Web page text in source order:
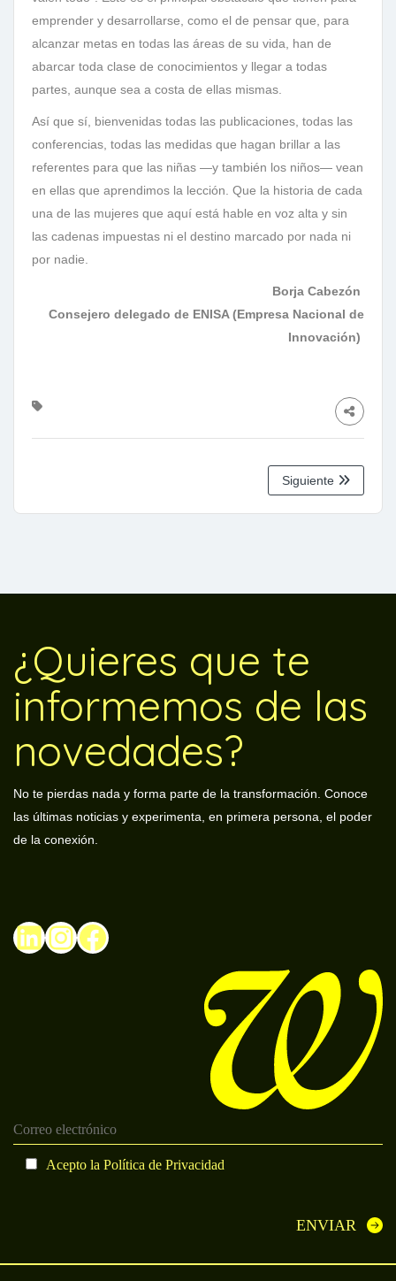
emprender y desarrollarse, como el de pensar que, para
alcanzar metas en todas las áreas de su vida, han de
abarcar toda clase de conocimientos y llegar a todas
partes, aunque sea a costa de ellas mismas.
Así que sí, bienvenidas todas las publicaciones, todas las
conferencias, todas las medidas que hagan brillar a las
referentes para que las niñas —y también los niños— vean
en ellas que aprendimos la lección. Que la historia de cada
una de las mujeres que aquí está hable en voz alta y sin
las cadenas impuestas ni el destino marcado por nada ni
por nadie.
Borja Cabezón
Consejero delegado de ENISA (Empresa Nacional de
Innovación)
Siguiente
¿Quieres que te
informemos de las
novedades?
No te pierdas nada y forma parte de la transformación. Conoce
las últimas noticias y experimenta, en primera persona, el poder
de la conexión.
LinkedIn
Instagram
Facebook
Acepto la Política de Privacidad